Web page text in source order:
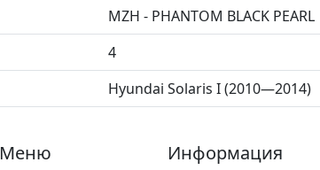
MZH - PHANTOM BLACK PEARL
4
Hyundai Solaris I (2010—2014)
Меню Информация